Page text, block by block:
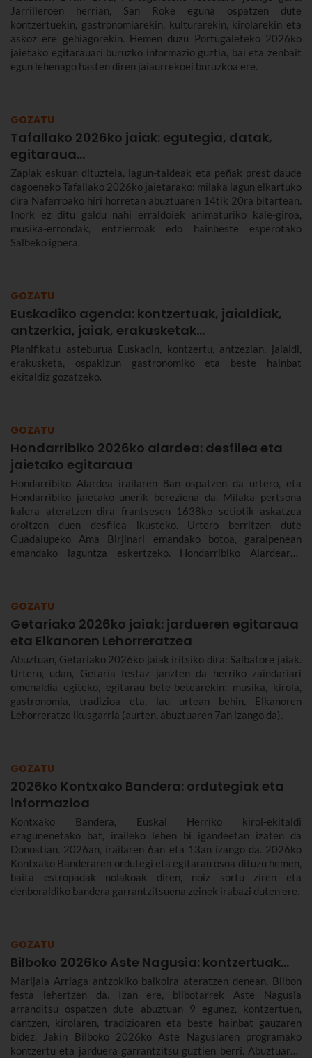
Jarrilleroen herrian, San Roke eguna ospatzen dute
kontzertuekin, gastronomiarekin, kulturarekin, kirolarekin eta
askoz ere gehiagorekin. Hemen duzu Portugaleteko 2026ko
jaietako egitarauari buruzko informazio guztia, bai eta zenbait
egun lehenago hasten diren jaiaurrekoei buruzkoa ere.
GOZATU
Tafallako 2026ko jaiak: egutegia, datak,
egitaraua...
Zapiak eskuan dituztela, lagun-taldeak eta peñak prest daude
dagoeneko Tafallako 2026ko jaietarako: milaka lagun elkartuko
dira Nafarroako hiri horretan abuztuaren 14tik 20ra bitartean.
Inork ez ditu galdu nahi erraldoiek animaturiko kale-giroa,
musika-errondak, entzierroak edo hainbeste esperotako
Salbeko igoera.
GOZATU
Euskadiko agenda: kontzertuak, jaialdiak,
antzerkia, jaiak, erakusketak…
Planifikatu asteburua Euskadin, kontzertu, antzezlan, jaialdi,
erakusketa, ospakizun gastronomiko eta beste hainbat
ekitaldiz gozatzeko.
GOZATU
Hondarribiko 2026ko alardea: desfilea eta
jaietako egitaraua
Hondarribiko Alardea irailaren 8an ospatzen da urtero, eta
Hondarribiko jaietako unerik bereziena da. Milaka pertsona
kalera ateratzen dira frantsesen 1638ko setiotik askatzea
oroitzen duen desfilea ikusteko. Urtero berritzen dute
Guadalupeko Ama Birjinari emandako botoa, garaipenean
emandako laguntza eskertzeko. Hondarribiko Alardearen
GOZATU
Getariako 2026ko jaiak: jardueren egitaraua
eta Elkanoren Lehorreratzea
Abuztuan, Getariako 2026ko jaiak iritsiko dira: Salbatore jaiak.
Urtero, udan, Getaria festaz janzten da herriko zaindariari
omenaldia egiteko, egitarau bete-betearekin: musika, kirola,
gastronomia, tradizioa eta, lau urtean behin, Elkanoren
Lehorreratze ikusgarria (aurten, abuztuaren 7an izango da).
GOZATU
2026ko Kontxako Bandera: ordutegiak eta
informazioa
Kontxako Bandera, Euskal Herriko kirol-ekitaldi
ezagunenetako bat, iraileko lehen bi igandeetan izaten da
Donostian. 2026an, irailaren 6an eta 13an izango da. 2026ko
Kontxako Banderaren ordutegi eta egitarau osoa dituzu hemen,
baita estropadak nolakoak diren, noiz sortu ziren eta
denboraldiko bandera garrantzitsuena zeinek irabazi duten ere.
GOZATU
Bilboko 2026ko Aste Nagusia: kontzertuak...
Marijaia Arriaga antzokiko balkoira ateratzen denean, Bilbon
festa lehertzen da. Izan ere, bilbotarrek Aste Nagusia
arranditsu ospatzen dute abuztuan 9 egunez, kontzertuen,
dantzen, kirolaren, tradizioaren eta beste hainbat gauzaren
bidez. Jakin Bilboko 2026ko Aste Nagusiaren programako
kontzertu eta jarduera garrantzitsu guztien berri. Abuztuaren